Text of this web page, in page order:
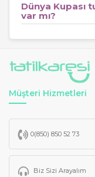
Avustralya -
Türkiye -
Milli
futbolseverler için
Özellikle bu
hazırlanan
planlaması
Maç Biletli
Dünya Kupası
var mı?
Müşteri Hizmetleri
0(850) 850 52 73
Biz Sizi Arayalım